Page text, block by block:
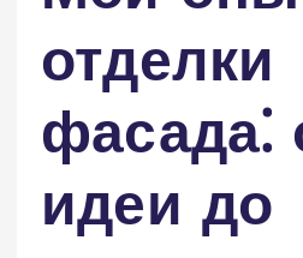
отделки
фасада⁚
идеи до